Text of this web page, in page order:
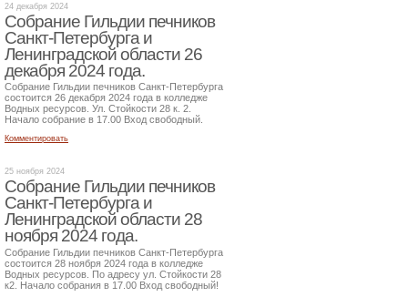
24 декабря 2024
Собрание Гильдии печников
Санкт-Петербурга и
Ленинградской области 26
декабря 2024 года.
Собрание Гильдии печников Санкт-Петербурга
состоится 26 декабря 2024 года в колледже
Водных ресурсов. Ул. Стойкости 28 к. 2.
Начало собрание в 17.00 Вход свободный.
Комментировать
25 ноября 2024
Собрание Гильдии печников
Санкт-Петербурга и
Ленинградской области 28
ноября 2024 года.
Собрание Гильдии печников Санкт-Петербурга
состоится 28 ноября 2024 года в колледже
Водных ресурсов. По адресу ул. Стойкости 28
к2. Начало собрания в 17.00 Вход свободный!